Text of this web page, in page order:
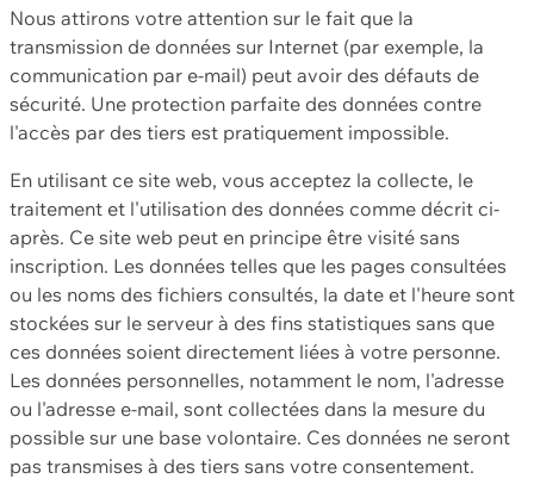
Nous attirons votre attention sur le fait que la
transmission de données sur Internet (par exemple, la
communication par e-mail) peut avoir des défauts de
sécurité. Une protection parfaite des données contre
l'accès par des tiers est pratiquement impossible.
En utilisant ce site web, vous acceptez la collecte, le
traitement et l'utilisation des données comme décrit ci-
après. Ce site web peut en principe être visité sans
inscription. Les données telles que les pages consultées
ou les noms des fichiers consultés, la date et l'heure sont
stockées sur le serveur à des fins statistiques sans que
ces données soient directement liées à votre personne.
Les données personnelles, notamment le nom, l'adresse
ou l'adresse e-mail, sont collectées dans la mesure du
possible sur une base volontaire. Ces données ne seront
pas transmises à des tiers sans votre consentement.